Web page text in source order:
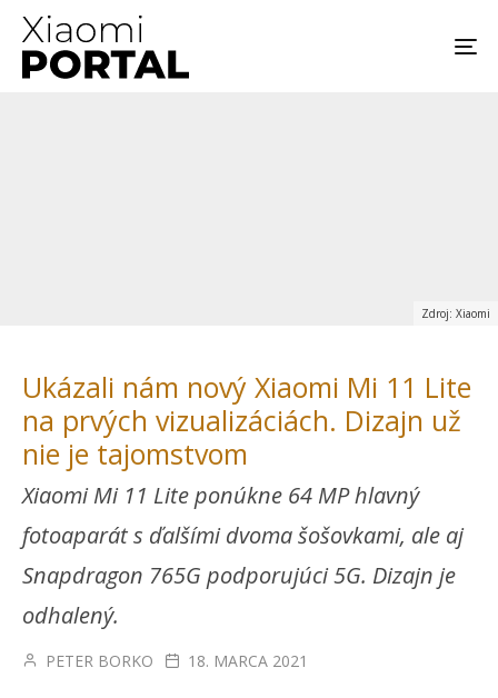
Zdroj: Xiaomi
Ukázali nám nový Xiaomi Mi 11 Lite
na prvých vizualizáciách. Dizajn už
nie je tajomstvom
Xiaomi Mi 11 Lite ponúkne 64 MP hlavný
fotoaparát s ďalšími dvoma šošovkami, ale aj
Snapdragon 765G podporujúci 5G. Dizajn je
odhalený.
PETER BORKO 18. MARCA 2021